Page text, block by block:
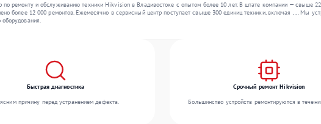
ремонту и обслуживанию техники Hikvision в Владивостоке с опытом более 10 лет. В штате компании — свыше
более 12 000 ремонтов. Ежемесячно в сервисный центр поступает свыше 300 единиц техники, включая , , . Мы
оборудования.
Быстрая диагностика
причину перед устранением дефекта.
Срочный ремонт Hikvision
Большинство устройств ремонтируются в